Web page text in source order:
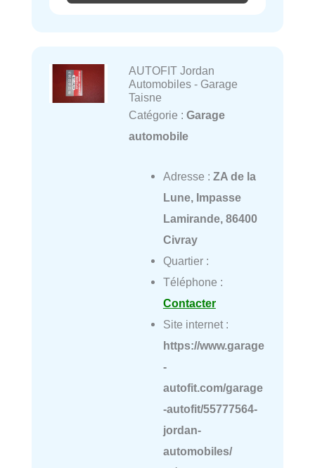
AUTOFIT Jordan
Automobiles - Garage
Taisne
Catégorie : Garage
automobile
Adresse : ZA de la
Lune, Impasse
Lamirande, 86400
Civray
Quartier :
Téléphone :
Contacter
Site internet :
https://www.garage
-
autofit.com/garage
-autofit/55777564-
jordan-
automobiles/